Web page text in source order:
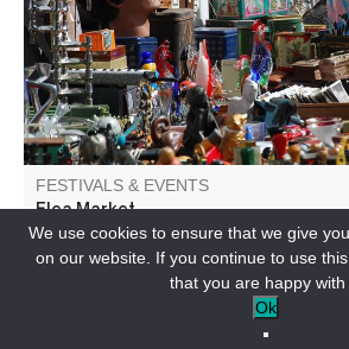
FESTIVALS & EVENTS
Flea Market
COLMARS-EN
We use cookies to ensure that we give
on our website. If you continue to use
that you are happy with
Ok